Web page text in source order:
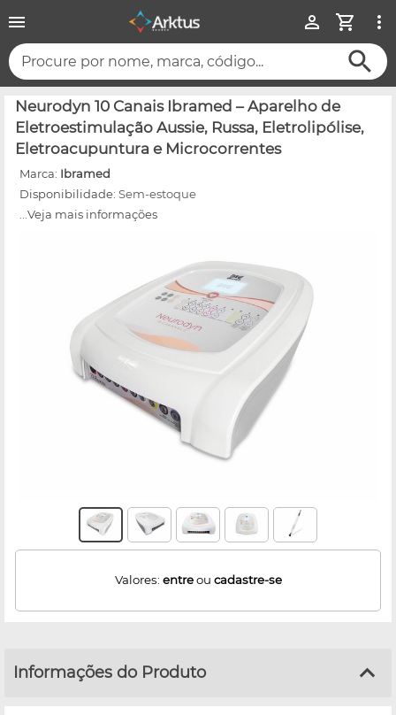
Procure por nome, marca, código...
Neurodyn 10 Canais Ibramed – Aparelho de
Eletroestimulação Aussie, Russa, Eletrolipólise,
Eletroacupuntura e Microcorrentes
Marca: Ibramed
Disponibilidade: Sem-estoque
...Veja mais informações
Valores: entreou cadastre-se
Informações do Produto